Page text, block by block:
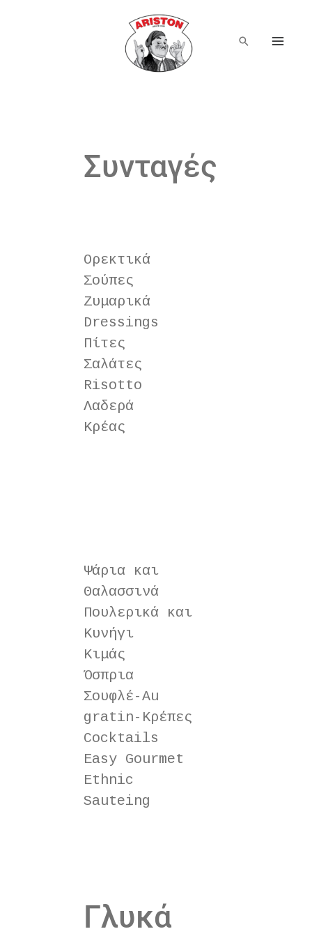
Αναζήτηση
Συνταγές
Ορεκτικά
Σούπες
Ζυμαρικά
Dress­ings
Πίτες
Σαλάτες
Risot­to
Λαδερά
Κρέας
Ψάρια και
Θαλασσινά
Πουλερικά και
Κυνήγι
Κιμάς
Όσπρια
Σουφλέ-Au
gratin-Κρέπες
Cock­tails
Easy Gourmet
Eth­nic
Saute­ing
Γλυκά